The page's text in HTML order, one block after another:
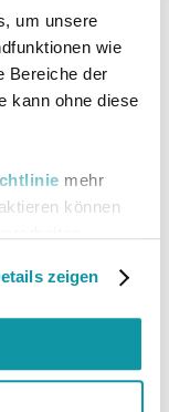
um unsere
wie
Bereiche der
kann ohne diese
mehr
können
zeigen